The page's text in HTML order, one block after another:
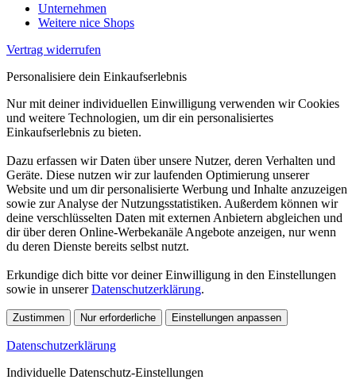
Unternehmen
Weitere nice Shops
Vertrag widerrufen
Personalisiere dein Einkaufserlebnis
Nur mit deiner individuellen Einwilligung verwenden wir Cookies
und weitere Technologien, um dir ein personalisiertes
Einkaufserlebnis zu bieten.
Dazu erfassen wir Daten über unsere Nutzer, deren Verhalten und
Geräte. Diese nutzen wir zur laufenden Optimierung unserer
Website und um dir personalisierte Werbung und Inhalte anzuzeigen
sowie zur Analyse der Nutzungsstatistiken. Außerdem können wir
deine verschlüsselten Daten mit externen Anbietern abgleichen und
dir über deren Online-Werbekanäle Angebote anzeigen, nur wenn
du deren Dienste bereits selbst nutzt.
Erkundige dich bitte vor deiner Einwilligung in den Einstellungen
sowie in unsererDatenschutzerklärung.
Zustimmen Nur erforderliche Einstellungen anpassen
Datenschutzerklärung
Individuelle Datenschutz-Einstellungen